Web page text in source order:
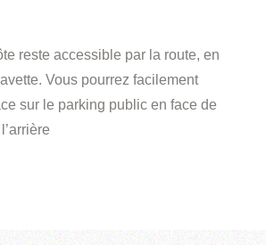
reste accessible par la route, en
Vous pourrez facilement
sur le parking public en face de